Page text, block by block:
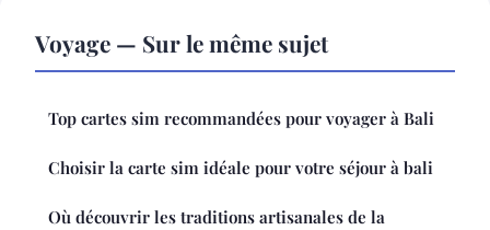
Voyage — Sur le même sujet
Top cartes sim recommandées pour voyager à Bali
Choisir la carte sim idéale pour votre séjour à bali
Où découvrir les traditions artisanales de la